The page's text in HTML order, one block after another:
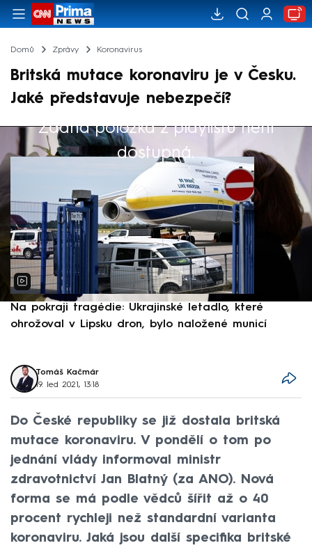
Domů Zprávy Koronavirus
Britská mutace koronaviru je v Česku.
Jaké představuje nebezpečí?
Žádná položka z playlistu není
dostupná.
Výběr redakce
Na pokraji tragédie: Ukrajinské letadlo, které
ohrožoval v Lipsku dron, bylo naložené municí
Tomáš Kačmár
19. led 2021, 13:18
Do České republiky se již dostala britská
mutace koronaviru. V pondělí o tom po
jednání vlády informoval ministr
zdravotnictví Jan Blatný (za ANO). Nová
forma se má podle vědců šířit až o 40
procent rychleji než standardní varianta
koronaviru. Jaká jsou další specifika britské